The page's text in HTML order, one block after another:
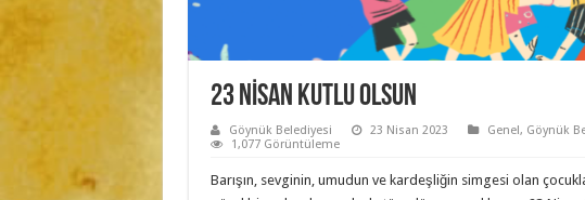
23 NİSAN KUTLU OLSUN
Göynük Belediyesi 23 Nisan 2023 Genel, Göynük
1,077 Görüntüleme
Barışın, sevginin, umudun ve kardeşliğin simgesi olan